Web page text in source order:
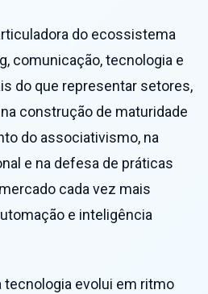
do ecossistema
comunicação, tecnologia e
do que representar setores,
construção de maturidade
do associativismo, na
e na defesa de práticas
cada vez mais
e inteligência
tecnologia evolui em ritmo